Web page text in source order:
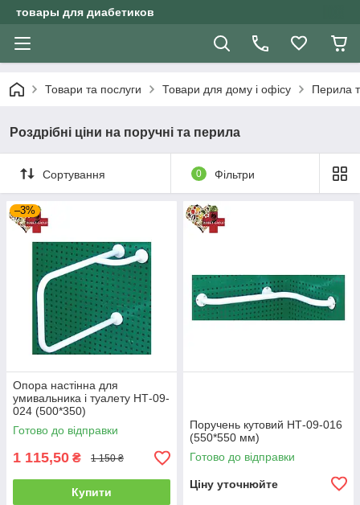
товары для диабетиков
Товари та послуги Товари для дому і офісу Перила
Роздрібні ціни на поручні та перила
Сортування 0 Фільтри
–3%
Опора настінна для
умивальника і туалету НТ-09-
024 (500*350)
Готово до відправки
1 115,50 ₴ 1 150 ₴
Купити
Поручень кутовий НТ-09-016
(550*550 мм)
Готово до відправки
Ціну уточнюйте